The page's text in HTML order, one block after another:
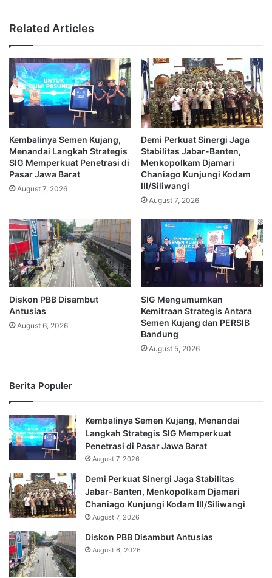
Related Articles
Kembalinya Semen Kujang,
Menandai Langkah Strategis
SIG Memperkuat Penetrasi di
Pasar Jawa Barat
August 7, 2026
Demi Perkuat Sinergi Jaga
Stabilitas Jabar-Banten,
Menkopolkam Djamari
Chaniago Kunjungi Kodam
III/Siliwangi
August 7, 2026
Diskon PBB Disambut
Antusias
August 6, 2026
SIG Mengumumkan
Kemitraan Strategis Antara
Semen Kujang dan PERSIB
Bandung
August 5, 2026
Berita Populer
Kembalinya Semen Kujang, Menandai
Langkah Strategis SIG Memperkuat
Penetrasi di Pasar Jawa Barat
August 7, 2026
Demi Perkuat Sinergi Jaga Stabilitas
Jabar-Banten, Menkopolkam Djamari
Chaniago Kunjungi Kodam III/Siliwangi
August 7, 2026
Diskon PBB Disambut Antusias
August 6, 2026